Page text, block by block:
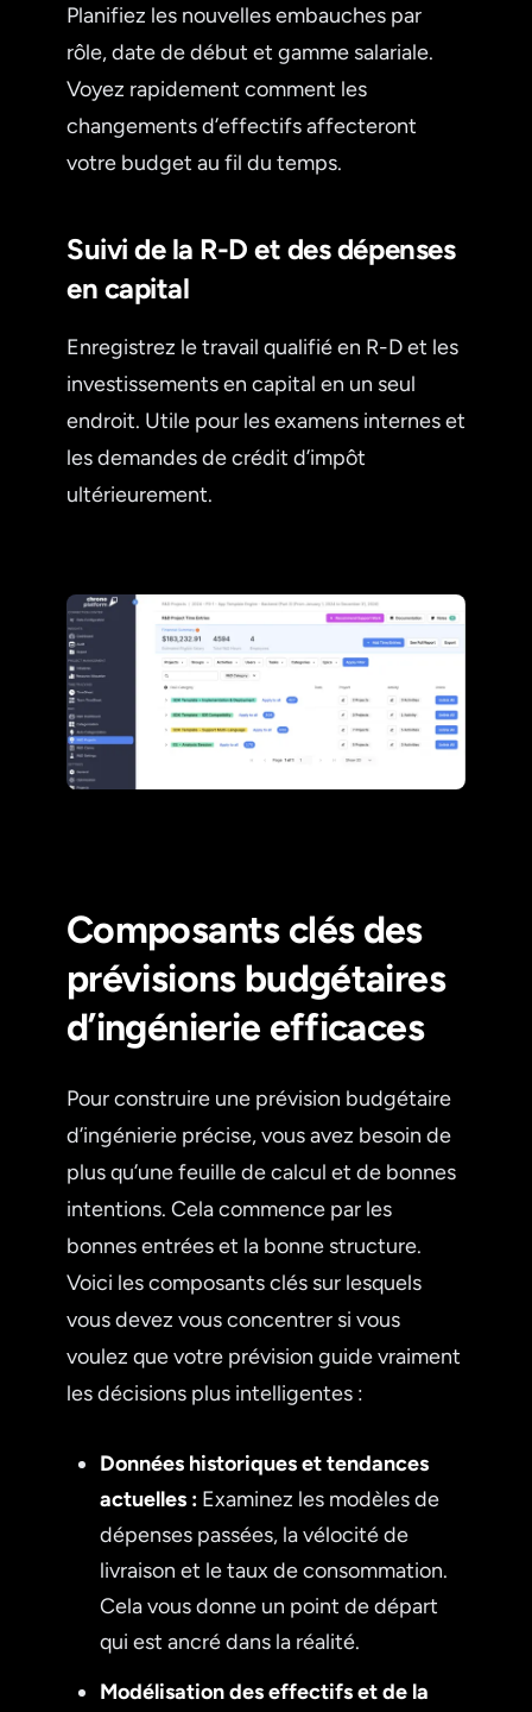
Planifiez les nouvelles embauches par
rôle, date de début et gamme salariale.
Voyez rapidement comment les
changements d’effectifs affecteront
votre budget au fil du temps.
Suivi de la R-D et des dépenses
en capital
Enregistrez le travail qualifié en R-D et les
investissements en capital en un seul
endroit. Utile pour les examens internes et
les demandes de crédit d’impôt
ultérieurement.
Composants clés des
prévisions budgétaires
d’ingénierie efficaces
Pour construire une prévision budgétaire
d’ingénierie précise, vous avez besoin de
plus qu’une feuille de calcul et de bonnes
intentions. Cela commence par les
bonnes entrées et la bonne structure.
Voici les composants clés sur lesquels
vous devez vous concentrer si vous
voulez que votre prévision guide vraiment
les décisions plus intelligentes :
Données historiques et tendances
actuelles : Examinez les modèles de
dépenses passées, la vélocité de
livraison et le taux de consommation.
Cela vous donne un point de départ
qui est ancré dans la réalité.
Modélisation des effectifs et de la